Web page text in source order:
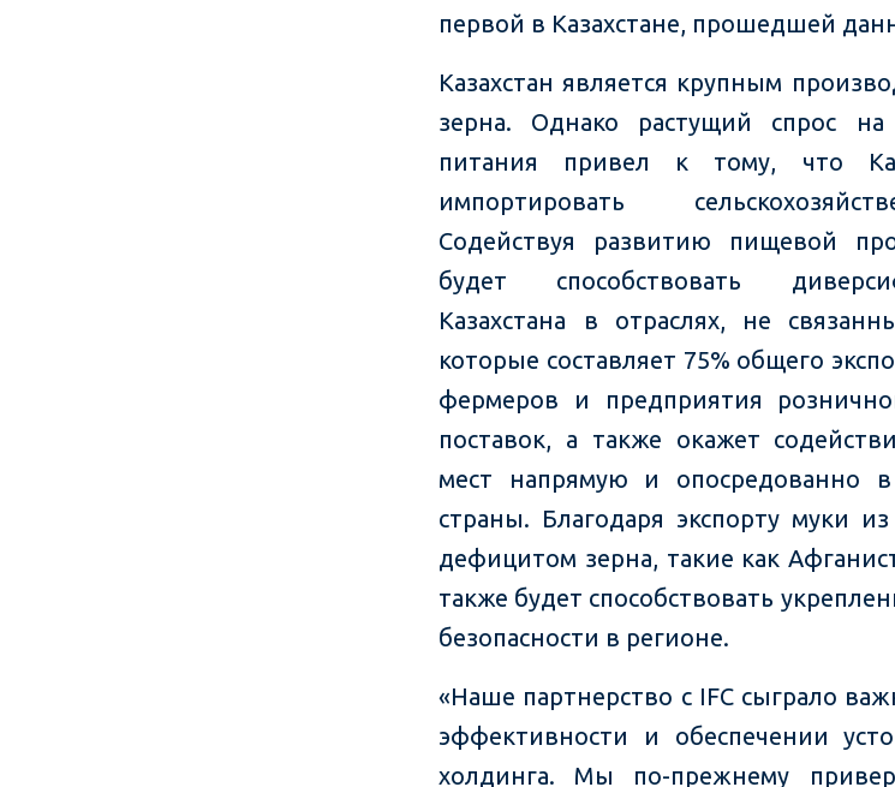
первой в Казахстане, прошедшей
Казахстан является крупным
зерна. Однако растущий спрос
питания привел к тому, что
импортировать
Содействуя развитию пищевой
будет способствовать
Казахстана в отраслях, не
которые составляет 75% общего
фермеров и предприятия
поставок, а также окажет
мест напрямую и опосредованно
страны. Благодаря экспорту муки
дефицитом зерна, такие как
также будет способствовать
безопасности в регионе.
«Наше партнерство с IFC сыграло
эффективности и обеспечении
холдинга. Мы по-прежнему